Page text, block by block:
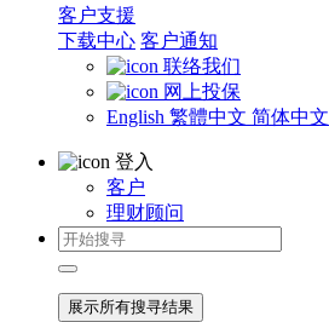
客户支援
下载中心 客户通知
联络我们
网上投保
English 繁體中文 简体中文
登入
客户
理财顾问
展示所有搜寻结果